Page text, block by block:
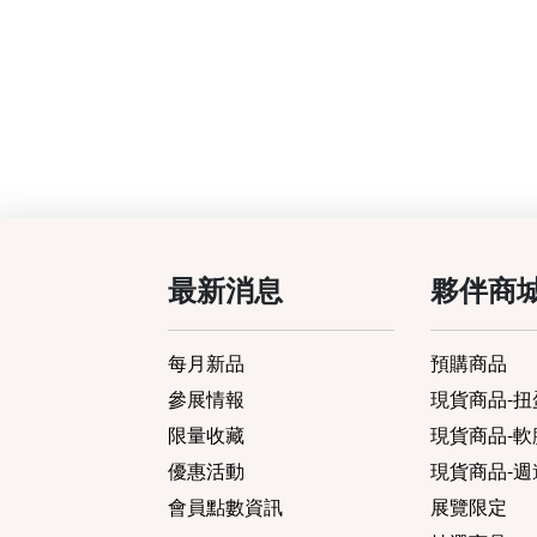
最新消息
每月新品
參展情報
限量收藏
優惠活動
會員點數資訊
夥伴商
預購商品
現貨商品-
現貨商品-
現貨商品-週
展覽限定